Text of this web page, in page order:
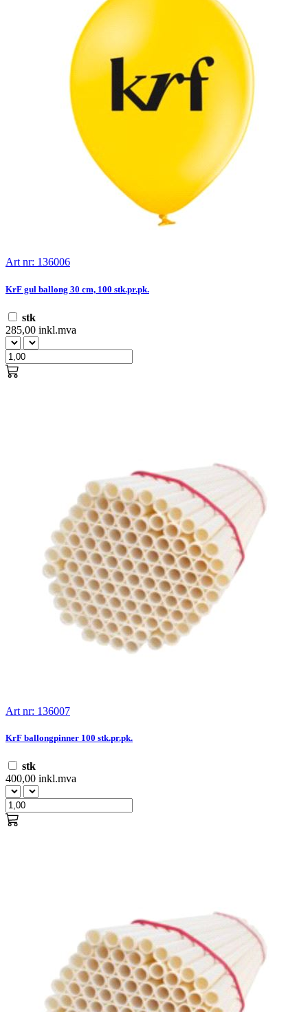
Art nr: 136006
KrF gul ballong 30 cm, 100 stk.pr.pk.
stk
285,00 inkl.mva
Art nr: 136007
KrF ballongpinner 100 stk.pr.pk.
stk
400,00 inkl.mva